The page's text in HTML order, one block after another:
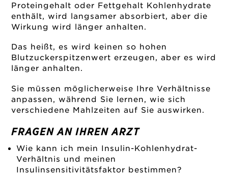
Proteingehalt oder Fettgehalt Kohlenhydrate
enthält, wird langsamer absorbiert, aber die
Wirkung wird länger anhalten.
Das heißt, es wird keinen so hohen
Blutzuckerspitzenwert erzeugen, aber es wird
länger anhalten.
Sie müssen möglicherweise Ihre Verhältnisse
anpassen, während Sie lernen, wie sich
verschiedene Mahlzeiten auf Sie auswirken.
FRAGEN AN IHREN ARZT
Wie kann ich mein Insulin-Kohlenhydrat-
Verhältnis und meinen
Insulinsensitivitätsfaktor bestimmen?